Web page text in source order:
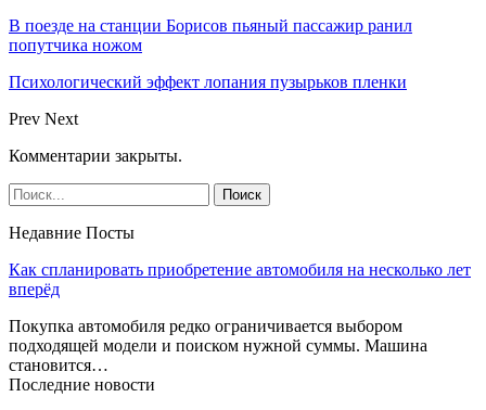
В поезде на станции Борисов пьяный пассажир ранил
попутчика ножом
Психологический эффект лопания пузырьков пленки
Prev Next
Комментарии закрыты.
Недавние Посты
Как спланировать приобретение автомобиля на несколько лет
вперёд
Покупка автомобиля редко ограничивается выбором
подходящей модели и поиском нужной суммы. Машина
становится…
Последние новости